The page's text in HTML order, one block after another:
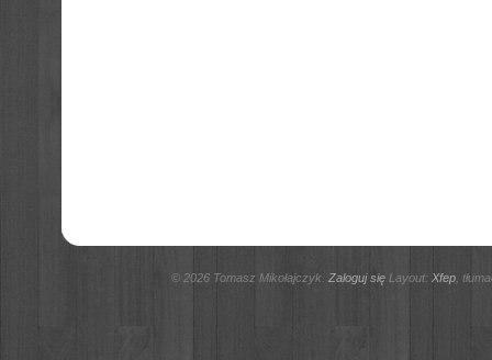
© 2026 Tomasz Mikołajczyk. Zaloguj sięLayout: Xfep,